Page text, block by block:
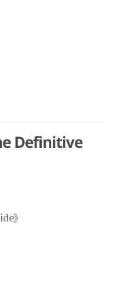
Definitive
》